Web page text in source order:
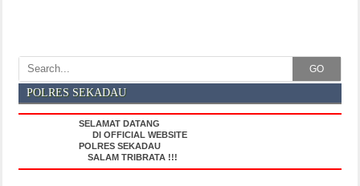
GO
POLRES SEKADAU
SELAMAT DATANG
DI OFFICIAL WEBSITE
POLRES SEKADAU
SALAM TRIBRATA !!!